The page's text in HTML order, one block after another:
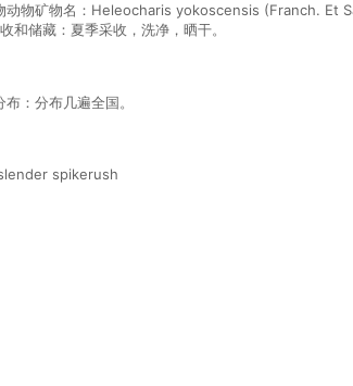
动物矿物名：Heleocharis yokoscensis (Franch.
储藏：夏季采收，洗净，晒干。
：分布几遍全国。
spikerush